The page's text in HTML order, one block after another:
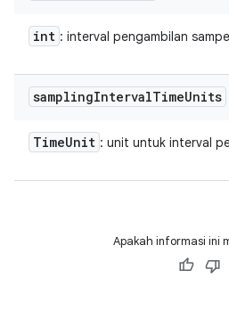
int : interval pengambilan
samplingIntervalTimeUnits
TimeUnit : unit untuk interval
Apakah informasi ini